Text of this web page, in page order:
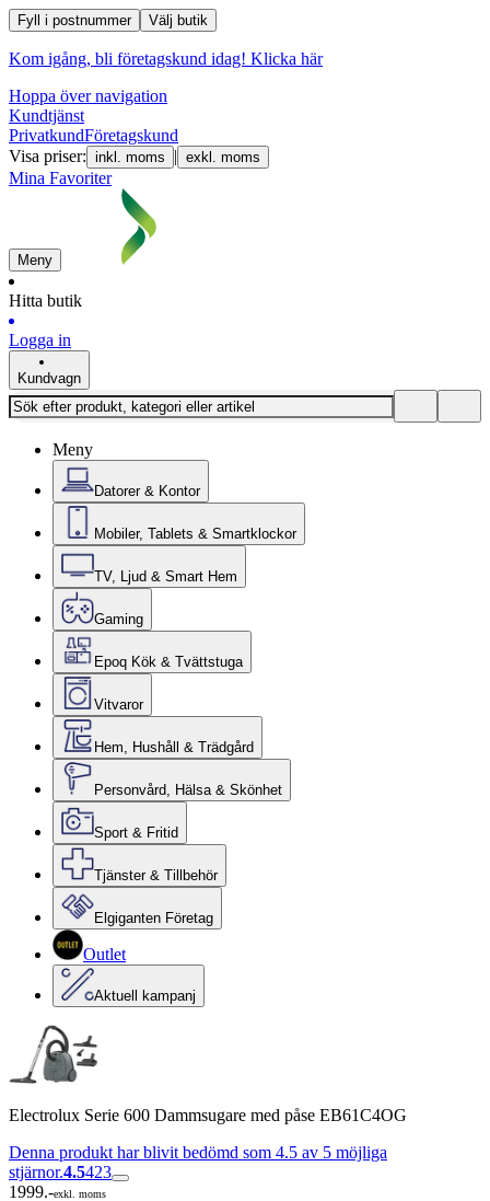
Fyll i postnummer Välj butik
Kom igång, bli företagskund idag! Klicka här
Hoppa över navigation
Kundtjänst
PrivatkundFöretagskund
Visa priser: inkl. moms | exkl. moms
Mina Favoriter
Meny
Hitta butik
Logga in
Kundvagn
Meny
Datorer & Kontor
Mobiler, Tablets & Smartklockor
TV, Ljud & Smart Hem
Gaming
Epoq Kök & Tvättstuga
Vitvaror
Hem, Hushåll & Trädgård
Personvård, Hälsa & Skönhet
Sport & Fritid
Tjänster & Tillbehör
Elgiganten Företag
Outlet
Aktuell kampanj
Electrolux Serie 600 Dammsugare med påse EB61C4OG
Denna produkt har blivit bedömd som 4.5 av 5 möjliga
stjärnor.4.5423
1999.-exkl. moms